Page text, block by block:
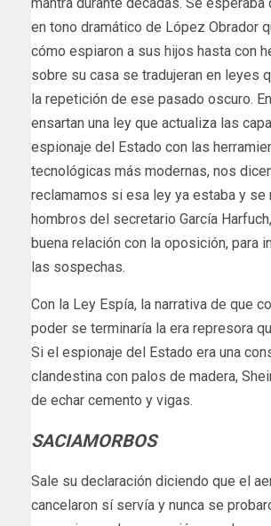
en tono dramático de López Obrador
cómo espiaron a sus hijos hasta con
sobre su casa se tradujeran en leyes
la repetición de ese pasado oscuro.
ensartan una ley que actualiza las
espionaje del Estado con las
tecnológicas más modernas, nos
reclamamos si esa ley ya estaba y se
hombros del secretario García
buena relación con la oposición, para
las sospechas.
Con la Ley Espía, la narrativa de que
poder se terminaría la era represora
Si el espionaje del Estado era una
clandestina con palos de madera,
de echar cemento y vigas.
SACIAMORBOS
Sale su declaración diciendo que el
cancelaron sí servía y nunca se